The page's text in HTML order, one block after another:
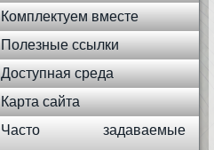
Комплектуем вместе
Полезные ссылки
Доступная среда
Карта сайта
Часто задаваемые